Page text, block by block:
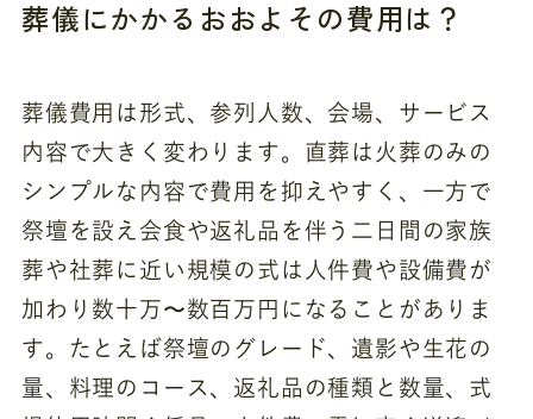
葬儀にかかるおおよその費用は？
葬儀費用は形式、参列人数、会場、サービス
内容で大きく変わります。直葬は火葬のみの
シンプルな内容で費用を抑えやすく、一方で
祭壇を設え会食や返礼品を伴う二日間の家族
葬や社葬に近い規模の式は人件費や設備費が
加わり数十万〜数百万円になることがありま
す。たとえば祭壇のグレード、遺影や生花の
量、料理のコース、返礼品の種類と数量、式